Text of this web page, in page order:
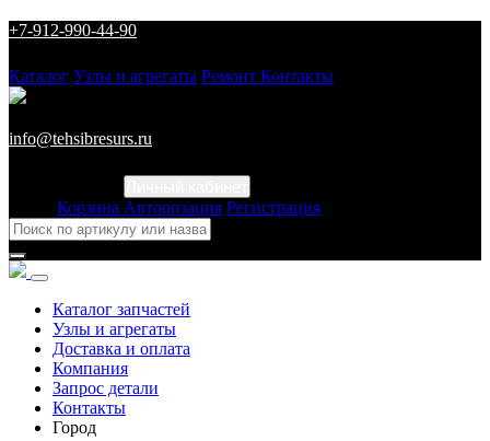
+7-912-990-44-90
Каталог Узлы и агрегаты Ремонт Контакты
info@tehsibresurs.ru
Корзина Авторизация Регистрация
Каталог запчастей
Узлы и агрегаты
Доставка и оплата
Компания
Запрос детали
Контакты
Город